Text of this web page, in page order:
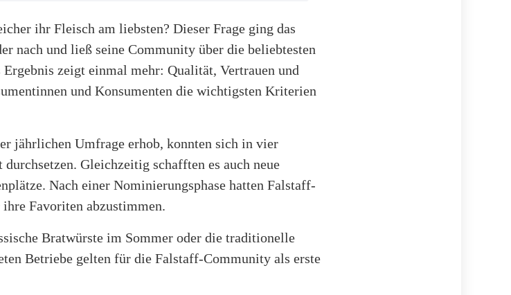
ihr Fleisch am liebsten? Dieser Frage ging das
nach und ließ seine Community über die beliebtesten
zeigt einmal mehr: Qualität, Vertrauen und
und Konsumenten die wichtigsten Kriterien
jährlichen Umfrage erhob, konnten sich in vier
Gleichzeitig schafften es auch neue
Nach einer Nominierungsphase hatten Falstaff-
Favoriten abzustimmen.
Bratwürste im Sommer oder die traditionelle
Betriebe gelten für die Falstaff-Community als erste